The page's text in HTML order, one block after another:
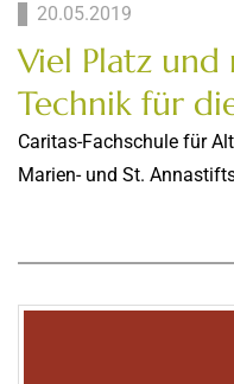
20.05.2019
Viel Platz
Technik für
Caritas-Fachschule für
Marien- und St.